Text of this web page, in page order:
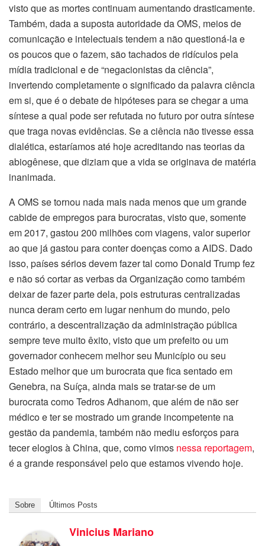
visto que as mortes continuam aumentando drasticamente.
Também, dada a suposta autoridade da OMS, meios de
comunicação e intelectuais tendem a não questioná-la e
os poucos que o fazem, são tachados de ridículos pela
mídia tradicional e de “negacionistas da ciência”,
invertendo completamente o significado da palavra ciência
em si, que é o debate de hipóteses para se chegar a uma
síntese a qual pode ser refutada no futuro por outra síntese
que traga novas evidências. Se a ciência não tivesse essa
dialética, estaríamos até hoje acreditando nas teorias da
abiogênese, que diziam que a vida se originava de matéria
inanimada.
A OMS se tornou nada mais nada menos que um grande
cabide de empregos para burocratas, visto que, somente
em 2017, gastou 200 milhões com viagens, valor superior
ao que já gastou para conter doenças como a AIDS. Dado
isso, países sérios devem fazer tal como Donald Trump fez
e não só cortar as verbas da Organização como também
deixar de fazer parte dela, pois estruturas centralizadas
nunca deram certo em lugar nenhum do mundo, pelo
contrário, a descentralização da administração pública
sempre teve muito êxito, visto que um prefeito ou um
governador conhecem melhor seu Município ou seu
Estado melhor que um burocrata que fica sentado em
Genebra, na Suíça, ainda mais se tratar-se de um
burocrata como Tedros Adhanom, que além de não ser
médico e ter se mostrado um grande incompetente na
gestão da pandemia, também não mediu esforços para
tecer elogios à China, que, como vimos nessa reportagem,
é a grande responsável pelo que estamos vivendo hoje.
Sobre Últimos Posts
Vinicius Mariano